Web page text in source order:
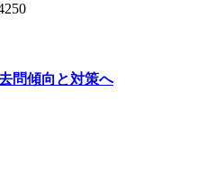
問傾向と対策へ